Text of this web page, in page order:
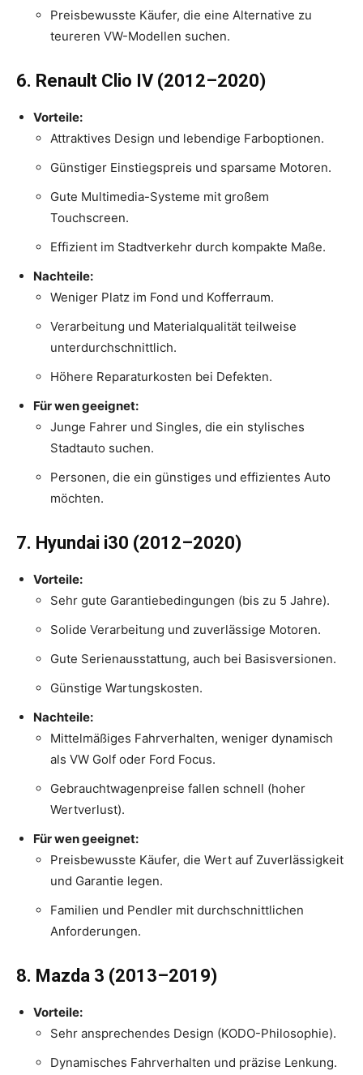
Preisbewusste Käufer, die eine Alternative zu
teureren VW-Modellen suchen.
6. Renault Clio IV (2012–2020)
Vorteile:
Attraktives Design und lebendige Farboptionen.
Günstiger Einstiegspreis und sparsame Motoren.
Gute Multimedia-Systeme mit großem
Touchscreen.
Effizient im Stadtverkehr durch kompakte Maße.
Nachteile:
Weniger Platz im Fond und Kofferraum.
Verarbeitung und Materialqualität teilweise
unterdurchschnittlich.
Höhere Reparaturkosten bei Defekten.
Für wen geeignet:
Junge Fahrer und Singles, die ein stylisches
Stadtauto suchen.
Personen, die ein günstiges und effizientes Auto
möchten.
7. Hyundai i30 (2012–2020)
Vorteile:
Sehr gute Garantiebedingungen (bis zu 5 Jahre).
Solide Verarbeitung und zuverlässige Motoren.
Gute Serienausstattung, auch bei Basisversionen.
Günstige Wartungskosten.
Nachteile:
Mittelmäßiges Fahrverhalten, weniger dynamisch
als VW Golf oder Ford Focus.
Gebrauchtwagenpreise fallen schnell (hoher
Wertverlust).
Für wen geeignet:
Preisbewusste Käufer, die Wert auf Zuverlässigkeit
und Garantie legen.
Familien und Pendler mit durchschnittlichen
Anforderungen.
8. Mazda 3 (2013–2019)
Vorteile:
Sehr ansprechendes Design (KODO-Philosophie).
Dynamisches Fahrverhalten und präzise Lenkung.